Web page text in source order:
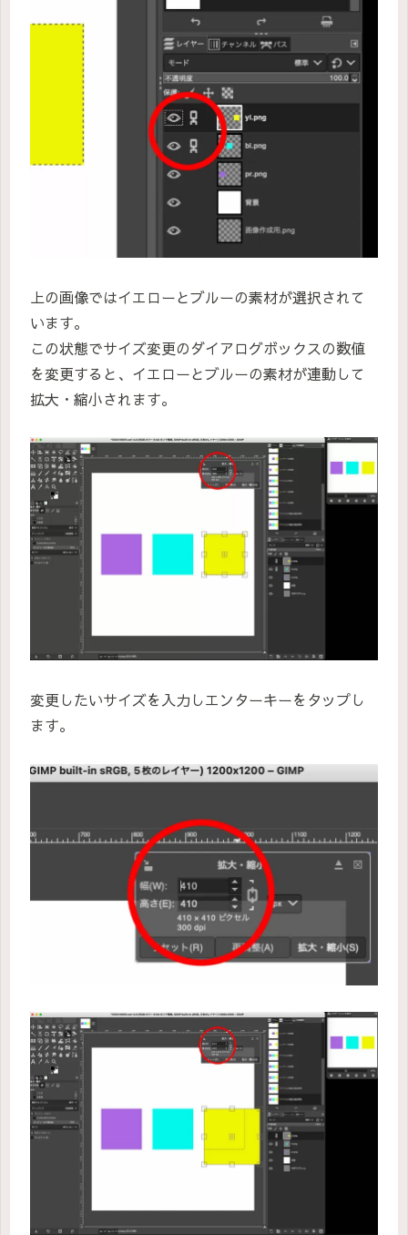
上の画像ではイエローとブルーの素材が選択されて
います。
この状態でサイズ変更のダイアログボックスの数値
を変更すると、イエローとブルーの素材が連動して
拡大・縮小されます。
変更したいサイズを入力しエンターキーをタップし
ます。